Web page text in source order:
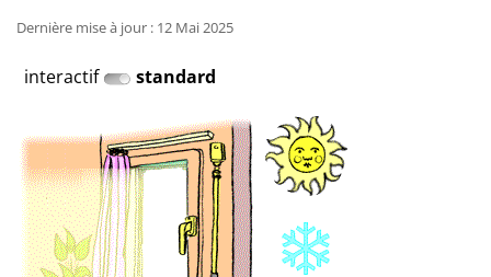
Dernière mise à jour : 12 Mai 2025
interactif standard